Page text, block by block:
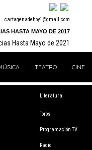
cartagenadehoy1@gmail.com
HASTA MAYO DE 2017
Hasta Mayo de 2021
TEATRO CINE
Literatura
Toros
Programación TV
Radio